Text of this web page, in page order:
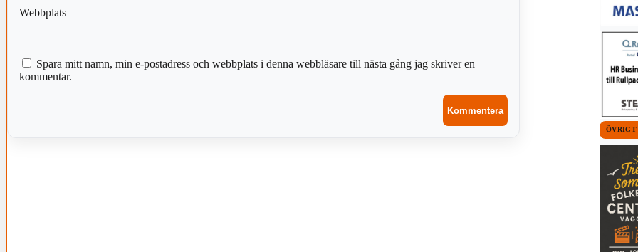
Webbplats
Spara mitt namn, min e-postadress och webbplats i denna webbläsare till nästa gång jag skriver en
kommentar.
ÖVRIGT